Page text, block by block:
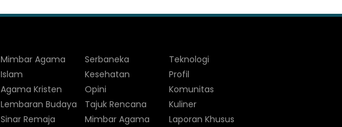
Mimbar Agama
Islam
Agama Kristen
Lembaran Budaya
Sinar Remaja
Serbaneka
Kesehatan
Opini
Tajuk Rencana
Mimbar Agama
Teknologi
Profil
Komunitas
Kuliner
Laporan Khusus